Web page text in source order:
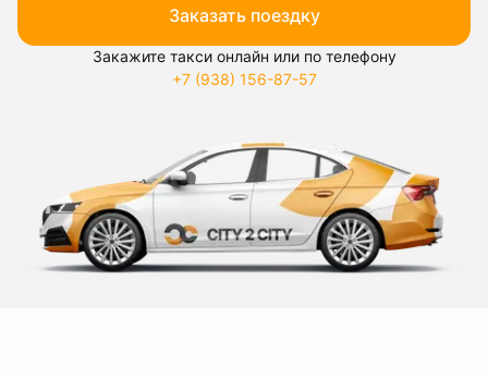
Заказать поездку
Закажите такси онлайн или по телефону
+7 (938) 156-87-57